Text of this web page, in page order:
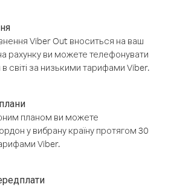
Viber Out вноситься на ваш
рахунку ви можете телефонувати
світі за низькими тарифами Viber.
планом ви можете
у вибрану країну протягом 30
Viber.